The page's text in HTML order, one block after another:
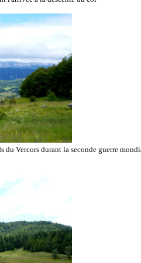
du Vercors durant la seconde guerre